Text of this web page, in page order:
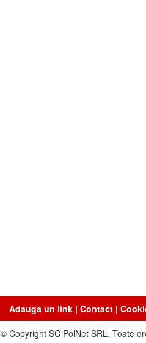
Adauga un link| Contact|
© Copyright SC PolNet SRL. Toate